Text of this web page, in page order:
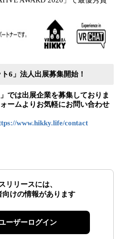
6」法人出展募集開始！
では出展企業を募集しておりま
ームよりお気軽にお問い合わせ
www.hikky.life/contact
リリースには、
向けの情報があります
ーザーログイン